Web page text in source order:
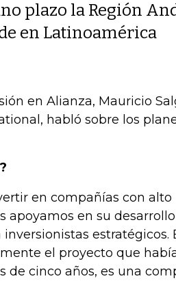
plazo la Región
en Latinoamérica
en Alianza, Mauricio
habló sobre los
en compañías con alto
apoyamos en su
estratégicos.
el proyecto que
de cinco años, es una